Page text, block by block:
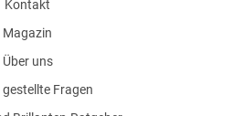
Kontakt
Magazin
Über uns
Fragen